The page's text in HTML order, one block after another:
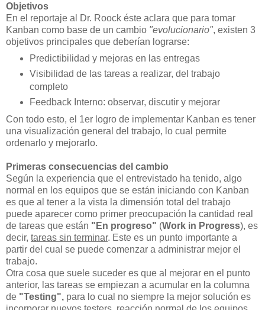
Objetivos
En el reportaje al Dr. Roock éste aclara que para tomar
Kanban como base de un cambio "evolucionario", existen 3
objetivos principales que deberían lograrse:
Predictibilidad y mejoras en las entregas
Visibilidad de las tareas a realizar, del trabajo
completo
Feedback Interno: observar, discutir y mejorar
Con todo esto, el 1er logro de implementar Kanban es tener
una visualización general del trabajo, lo cual permite
ordenarlo y mejorarlo.
Primeras consecuencias del cambio
Según la experiencia que el entrevistado ha tenido, algo
normal en los equipos que se están iniciando con Kanban
es que al tener a la vista la dimensión total del trabajo
puede aparecer como primer preocupación la cantidad real
de tareas que están "En progreso" (Work in Progress), es
decir, tareas sin terminar. Este es un punto importante a
partir del cual se puede comenzar a administrar mejor el
trabajo.
Otra cosa que suele suceder es que al mejorar en el punto
anterior, las tareas se empiezan a acumular en la columna
de "Testing", para lo cual no siempre la mejor solución es